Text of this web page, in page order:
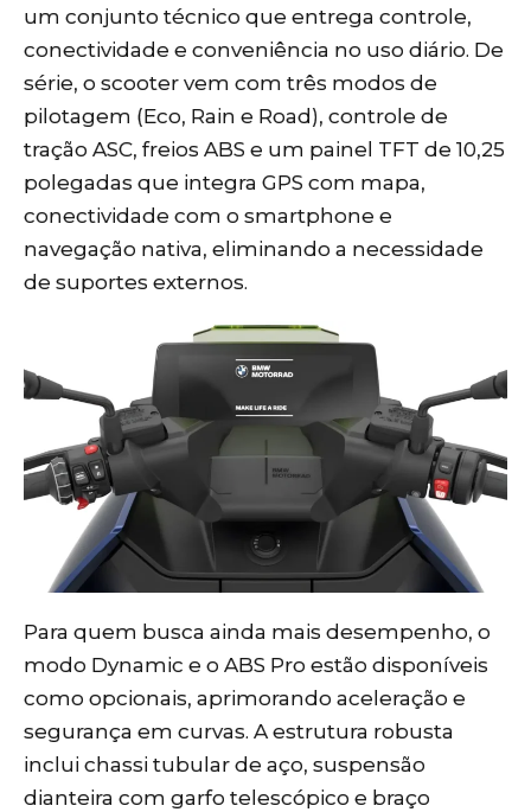
um conjunto técnico que entrega controle,
conectividade e conveniência no uso diário. De
série, o scooter vem com três modos de
pilotagem (Eco, Rain e Road), controle de
tração ASC, freios ABS e um painel TFT de 10,25
polegadas que integra GPS com mapa,
conectividade com o smartphone e
navegação nativa, eliminando a necessidade
de suportes externos.
Para quem busca ainda mais desempenho, o
modo Dynamic e o ABS Pro estão disponíveis
como opcionais, aprimorando aceleração e
segurança em curvas. A estrutura robusta
inclui chassi tubular de aço, suspensão
dianteira com garfo telescópico e braço